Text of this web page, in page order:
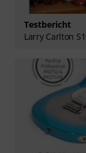
Testbericht
Larry Carlton